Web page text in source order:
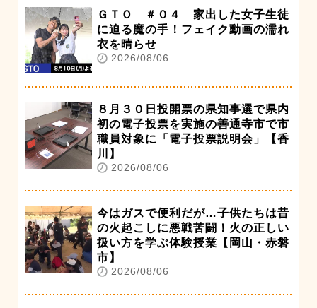
ＧＴＯ ＃０４ 家出した女子生徒
に迫る魔の手！フェイク動画の濡れ
衣を晴らせ
2026/08/06
８月３０日投開票の県知事選で県内
初の電子投票を実施の善通寺市で市
職員対象に「電子投票説明会」【香
川】
2026/08/06
今はガスで便利だが…子供たちは昔
の火起こしに悪戦苦闘！火の正しい
扱い方を学ぶ体験授業【岡山・赤磐
市】
2026/08/06